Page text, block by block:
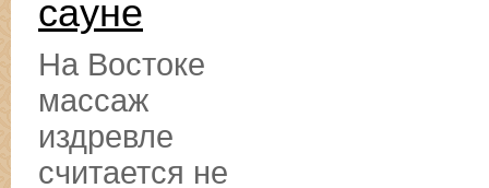
сауне
На Востоке
массаж
издревле
считается не